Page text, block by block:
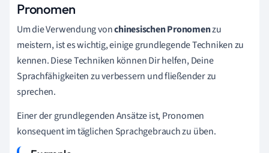
Pronomen
Um die Verwendung vonchinesischen Pronomenzu
meistern, ist es wichtig, einige grundlegende Techniken zu
kennen. Diese Techniken können Dir helfen, Deine
Sprachfähigkeiten zu verbessern und fließender zu
sprechen.
Einer der grundlegenden Ansätze ist, Pronomen
konsequent im täglichen Sprachgebrauch zu üben.